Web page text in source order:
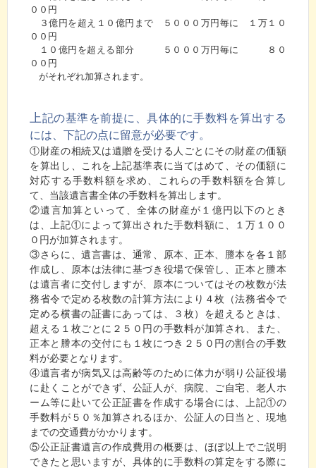
００円
３億円を超え１０億円まで ５０００万円毎に １万１０
００円
１０億円を超える部分 ５０００万円毎に ８０
００円
がそれぞれ加算されます。
上記の基準を前提に、具体的に手数料を算出する
には、下記の点に留意が必要です。
①財産の相続又は遺贈を受ける人ごとにその財産の価額
を算出し、これを上記基準表に当てはめて、その価額に
対応する手数料額を求め、これらの手数料額を合算し
て、当該遺言書全体の手数料を算出します。
②遺言加算といって、全体の財産が１億円以下のとき
は、上記①によって算出された手数料額に、１万１００
０円が加算されます。
③さらに、遺言書は、通常、原本、正本、謄本を各１部
作成し、原本は法律に基づき役場で保管し、正本と謄本
は遺言者に交付しますが、原本についてはその枚数が法
務省令で定める枚数の計算方法により４枚（法務省令で
定める横書の証書にあっては、３枚）を超えるときは、
超える１枚ごとに２５０円の手数料が加算され、また、
正本と謄本の交付にも１枚につき２５０円の割合の手数
料が必要となります。
④遺言者が病気又は高齢等のために体力が弱り公証役場
に赴くことができず、公証人が、病院、ご自宅、老人ホ
ーム等に赴いて公正証書を作成する場合には、上記①の
手数料が５０％加算されるほか、公証人の日当と、現地
までの交通費がかかります。
⑤公正証書遺言の作成費用の概要は、ほぼ以上でご説明
できたと思いますが、具体的に手数料の算定をする際に